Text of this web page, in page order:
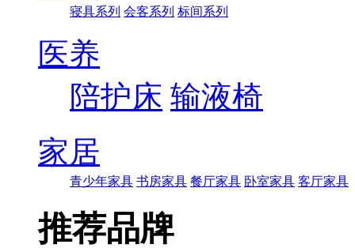
寝具系列 会客系列 标间系列
医养
陪护床 输液椅
家居
青少年家具 书房家具 餐厅家具 卧室家具 客厅家具
推荐品牌